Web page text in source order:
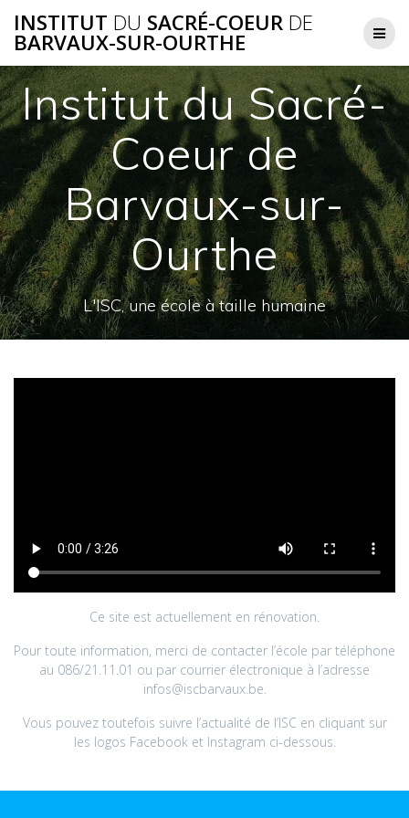
Skip
to
content
INSTITUT DU SACRÉ-COEUR DE
BARVAUX-SUR-OURTHE
Institut du Sacré-
Coeur de
Barvaux-sur-
Ourthe
L'ISC, une école à taille humaine
Ce site est actuellement en rénovation.
Pour toute information, merci de contacter l’école par téléphone
au 086/21.11.01 ou par courrier électronique à l’adresse
infos@iscbarvaux.be.
Vous pouvez toutefois suivre l’actualité de l’ISC en cliquant sur
les logos Facebook et Instagram ci-dessous.